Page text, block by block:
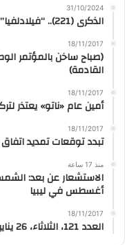
31/10/2024
الذكرى (221).. “فيلادلفيا” الأمريكية في أسر البحارة الطرابلسيين
18/11/2017
(صباح ساخن بالمؤتمر
القادمة)
18/11/2017
أمين عام «ناتو» يعتذر
18/11/2017
تبدد توقعات تمديد
منذ 17 ساعة
الاستشعار عن بعد:
أغسطس في ليبيا
18/11/2017
العدد 121، الثلاثاء، 26 يناير 2016